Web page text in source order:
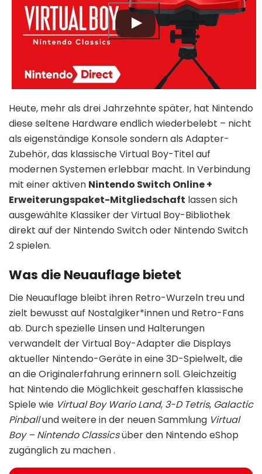
Heute, mehr als drei Jahrzehnte später, hat Nintendo
diese seltene Hardware endlich wiederbelebt – nicht
als eigenständige Konsole sondern als Adapter-
Zubehör, das klassische Virtual Boy-Titel auf
modernen Systemen erlebbar macht. In Verbindung
mit einer aktiven Nintendo Switch Online +
Erweiterungspaket-Mitgliedschaft lassen sich
ausgewählte Klassiker der Virtual Boy-Bibliothek
direkt auf der Nintendo Switch oder Nintendo Switch
2 spielen.
Was die Neuauflage bietet
Die Neuauflage bleibt ihren Retro-Wurzeln treu und
zielt bewusst auf Nostalgiker*innen und Retro-Fans
ab. Durch spezielle Linsen und Halterungen
verwandelt der Virtual Boy-Adapter die Displays
aktueller Nintendo-Geräte in eine 3D-Spielwelt, die
an die Originalerfahrung erinnern soll. Gleichzeitig
hat Nintendo die Möglichkeit geschaffen klassische
Spiele wie Virtual Boy Wario Land, 3-D Tetris, Galactic
Pinballund weitere in der neuen Sammlung Virtual
Boy – Nintendo Classicsüber den Nintendo eShop
zugänglich zu machen .